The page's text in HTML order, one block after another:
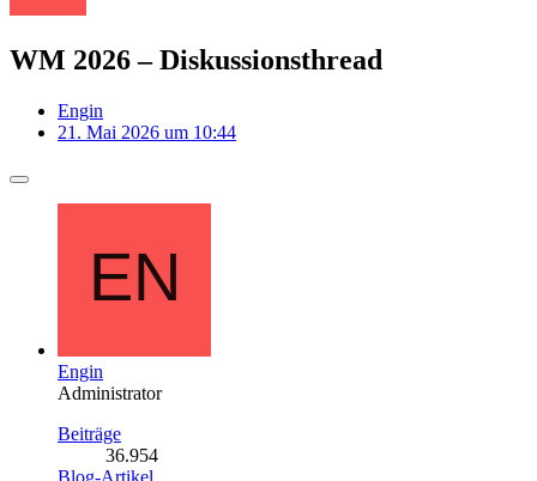
WM 2026 – Diskussionsthread
Engin
21. Mai 2026 um 10:44
Engin
Administrator
Beiträge
36.954
Blog-Artikel